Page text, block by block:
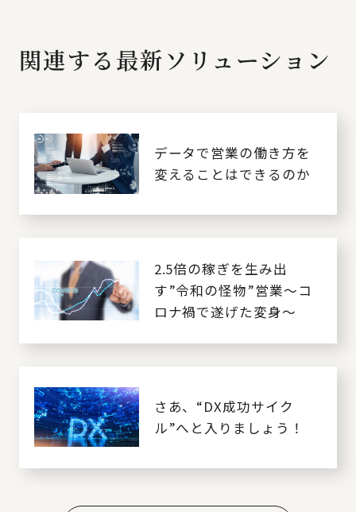
関連する最新ソリューション
データで営業の働き方を
変えることはできるのか
2.5倍の稼ぎを生み出
す”令和の怪物”営業～コ
ロナ禍で遂げた変身～
さあ、“DX成功サイク
ル”へと入りましょう！